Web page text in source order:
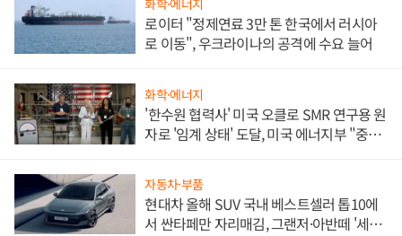
화학·에너지
로이터 "정제연료 3만 톤 한국에서 러시아
로 이동", 우크라이나의 공격에 수요 늘어
화학·에너지
'한수원 협력사' 미국 오클로 SMR 연구용 원
자로 '임계 상태' 도달, 미국 에너지부 "중요
자동차·부품
현대차 올해 SUV 국내 베스트셀러 톱10에
서 싼타페만 자리매김, 그랜저·아반떼 '세단